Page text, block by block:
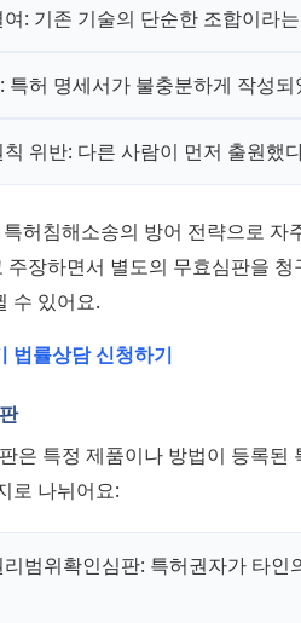
: 기존 기술의 단순한 조합이라
특허 명세서가 불충분하게 작성
위반: 다른 사람이 먼저 출원했
특허침해소송의 방어 전략으로 자
주장하면서 별도의 무효심판을
수 있어요.
법률상담 신청하기
은 특정 제품이나 방법이 등록
로 나뉘어요:
범위확인심판: 특허권자가 타